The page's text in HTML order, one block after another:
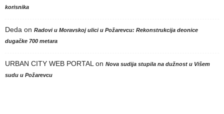
korisnika
Deda on Radovi u Moravskoj ulici u Požarevcu: Rekonstrukcija deonice
dugačke 700 metara
URBAN CITY WEB PORTAL on Nova sudija stupila na dužnost u Višem
sudu u Požarevcu